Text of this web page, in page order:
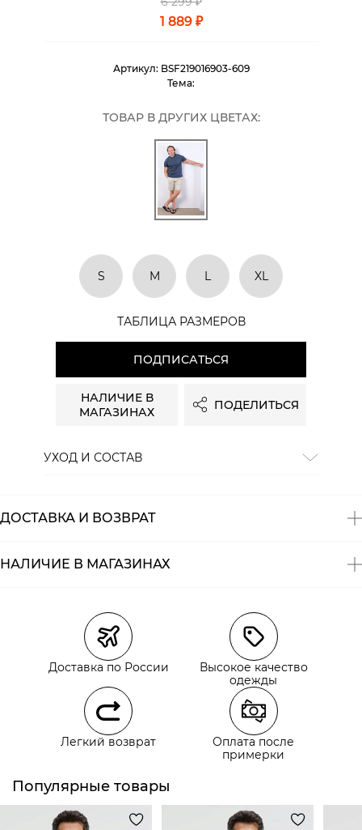
1 889 ₽
Артикул: BSF219016903-609
Тема:
ТОВАР В ДРУГИХ ЦВЕТАХ:
S M L XL
ТАБЛИЦА РАЗМЕРОВ
ПОДПИСАТЬСЯ
НАЛИЧИЕ В
МАГАЗИНАХ
ПОДЕЛИТЬСЯ
УХОД И СОСТАВ
ДОСТАВКА И ВОЗВРАТ
Курьерская доставка СДЭК
Самовывоз из пункта выдачи СДЭК
Самовывоз из наших магазинов
Курьерская доставка СДЭК
Самовывоз из пункта выдачи СДЭК
НАЛИЧИЕ В МАГАЗИНАХ
Доставка по России
Высокое качество
одежды
Легкий возврат
Оплата после
примерки
Популярные товары